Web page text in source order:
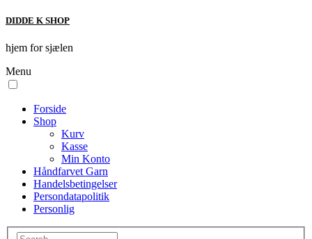
DIDDE K SHOP
hjem for sjælen
Menu
Forside
Shop
Kurv
Kasse
Min Konto
Håndfarvet Garn
Handelsbetingelser
Persondatapolitik
Personlig